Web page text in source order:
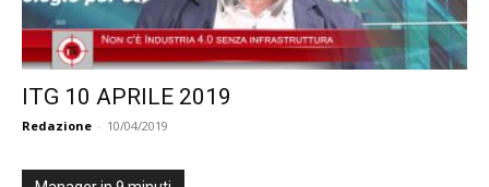
ITG 10 APRILE 2019
Redazione - 10/04/2019